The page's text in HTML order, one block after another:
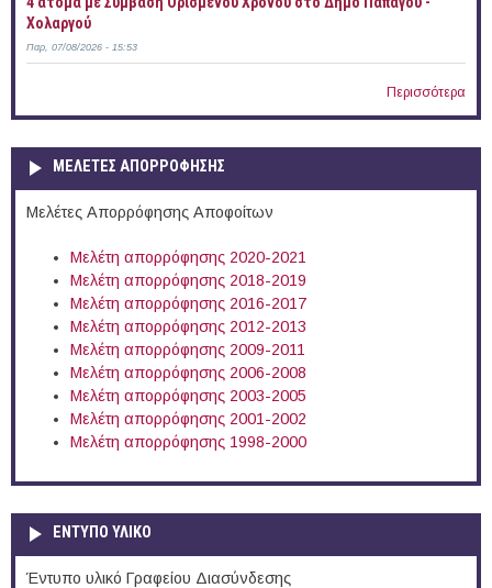
Χολαργού
Παρ, 07/08/2026 - 15:53
Περισσότερα
ΜΕΛΕΤΕΣ ΑΠΟΡΡΟΦΗΣΗΣ
Μελέτες Απορρόφησης Αποφοίτων
Μελέτη απορρόφησης 2020-2021
Μελέτη απορρόφησης 2018-2019
Μελέτη απορρόφησης 2016-2017
Μελέτη απορρόφησης 2012-2013
Μελέτη απορρόφησης 2009-2011
Μελέτη απορρόφησης 2006-2008
Μελέτη απορρόφησης 2003-2005
Μελέτη απορρόφησης 2001-2002
Μελέτη απορρόφησης 1998-2000
ΕΝΤΥΠΟ ΥΛΙΚΟ
Έντυπο υλικό Γραφείου Διασύνδεσης